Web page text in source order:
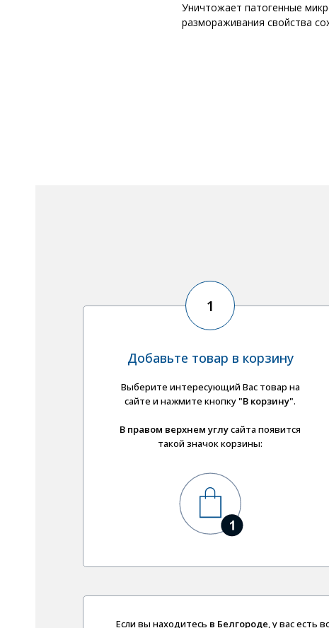
Уничтожает патогенные
размораживания свойства
Добавьте товар в корзину
Выберите интересующий Вас товар на
сайте и нажмите кнопку"В корзину".
В правом верхнем углусайта появится
такой значок корзины:
1
Если вы находитесь в Белгороде, у вас есть